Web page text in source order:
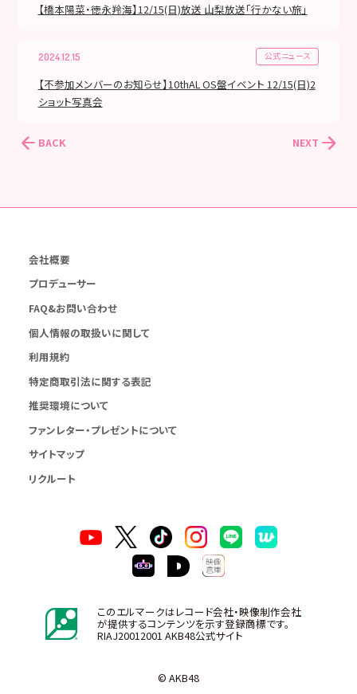
【橋本陽菜・徳永羚海】12/15(日)放送 山梨放送「行かない旅」
2024.12.15 公式ニュース
【不参加メンバーのお知らせ】10thAL OS盤イベント 12/15(日)2
ショット写真会
BACK NEXT
会社概要
プロデューサー
FAQ&お問い合わせ
個人情報の取扱いに関して
利用規約
特定商取引法に関する表記
推奨環境について
ファンレター・プレゼントについて
サイトマップ
リクルート
このエルマークはレコード会社・映像制作会社
が提供するコンテンツを示す登録商標です。
RIAJ20012001 AKB48公式サイト
© AKB48